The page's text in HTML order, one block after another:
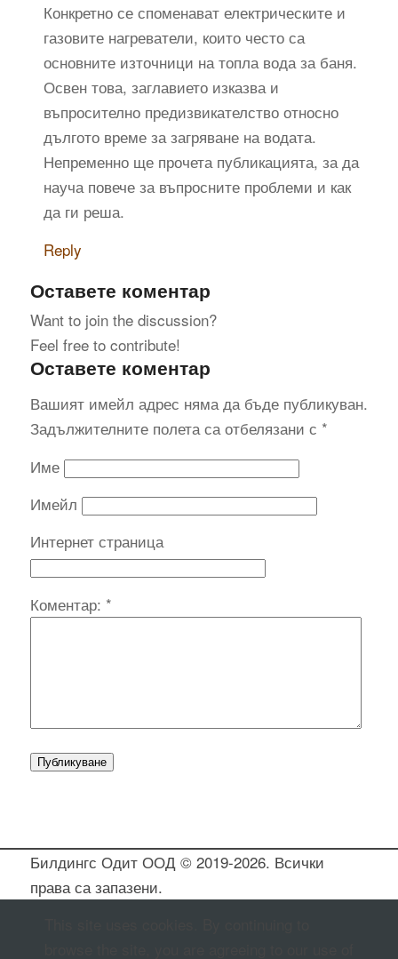
Конкретно се споменават електрическите и
газовите нагреватели, които често са
основните източници на топла вода за баня.
Освен това, заглавието изказва и
въпросително предизвикателство относно
дългото време за загряване на водата.
Непременно ще прочета публикацията, за да
науча повече за въпросните проблеми и как
да ги реша.
Reply
Оставете коментар
Want to join the discussion?
Feel free to contribute!
Оставете коментар
Вашият имейл адрес няма да бъде публикуван.
Задължителните полета са отбелязани с *
Име
Имейл
Интернет страница
Коментар: *
Билдингс Одит ООД © 2019-2026. Всички
права са запазени.